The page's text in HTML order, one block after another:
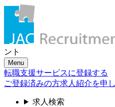
ント
Menu
転職支援サービスに登録する
ご登録済みの方求人紹介を申
求人検索